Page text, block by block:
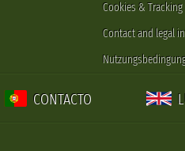
Cookies & Tracking
Contact and legal
CONTACTO